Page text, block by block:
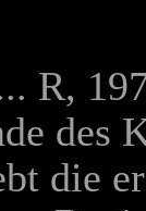
R,
des
die